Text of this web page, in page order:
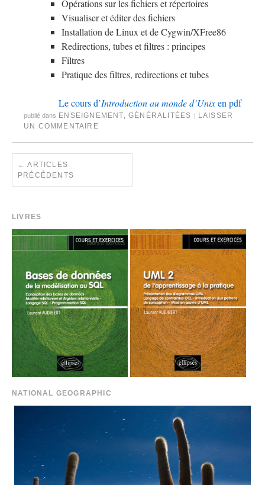
Opérations sur les fichiers et répertoires
Visualiser et éditer des fichiers
Installation de Linux et de Cygwin/XFree86
Redirections, tubes et filtres : principes
Filtres
Pratique des filtres, redirections et tubes
Le cours d’Introduction au monde d’Unixen pdf
publié dans ENSEIGNEMENT ,GÉNÉRALITÉES | LAISSER
UN COMMENTAIRE
← ARTICLES
PRÉCÉDENTS
LIVRES
NATIONAL GEOGRAPHIC